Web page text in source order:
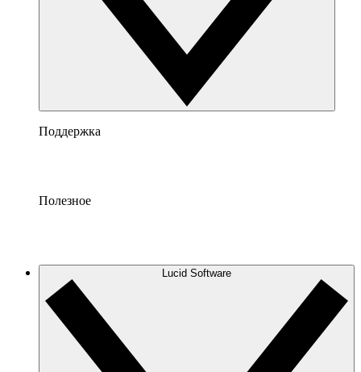
Поддержка
Полезное
Lucid Software